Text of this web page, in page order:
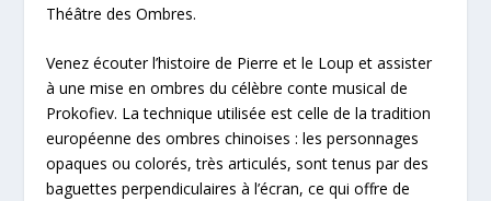
Théâtre des Ombres.
Venez écouter l’histoire de Pierre et le Loup et assister
à une mise en ombres du célèbre conte musical de
Prokofiev. La technique utilisée est celle de la tradition
européenne des ombres chinoises : les personnages
opaques ou colorés, très articulés, sont tenus par des
baguettes perpendiculaires à l’écran, ce qui offre de